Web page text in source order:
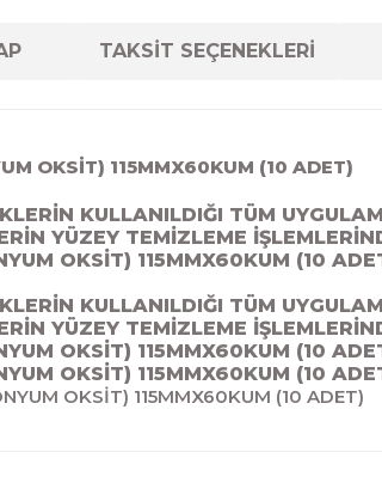
TAKSİT SEÇENEKLERİ
OKSİT) 115MMX60KUM (10 ADET)
KULLANILDIĞI TÜM
YÜZEY TEMİZLEME
OKSİT) 115MMX60KUM (10
KULLANILDIĞI TÜM
YÜZEY TEMİZLEME
OKSİT) 115MMX60KUM (10
OKSİT) 115MMX60KUM (10
OKSİT) 115MMX60KUM (10 ADET)